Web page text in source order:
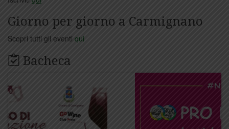
Giorno per giorno a Carmignano
Scopri tutti gli eventi qui
Bacheca